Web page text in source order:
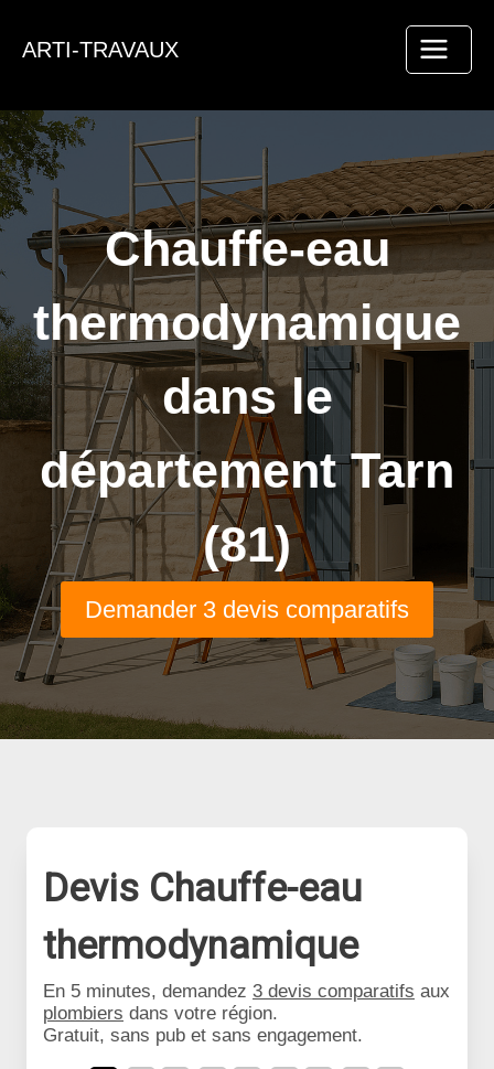
ARTI-TRAVAUX
Chauffe-eau
thermodynamique
dans le
département Tarn
(81)
Demander 3 devis comparatifs
Devis Chauffe-eau
thermodynamique
En 5 minutes, demandez 3 devis comparatifs aux
plombiers dans votre région.
Gratuit, sans pub et sans engagement.